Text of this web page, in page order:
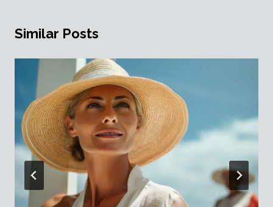
Similar Posts